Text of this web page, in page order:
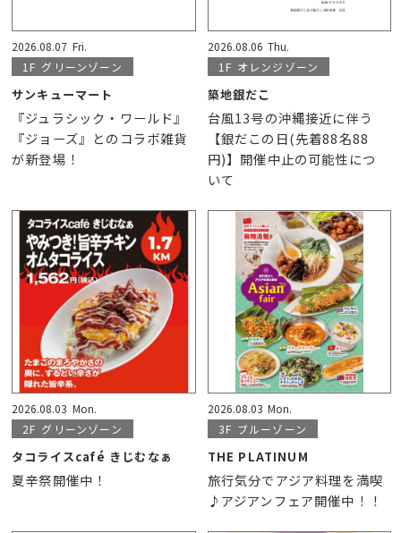
2026.08.07 Fri.
1F グリーンゾーン
サンキューマート
『ジュラシック・ワールド』
『ジョーズ』とのコラボ雑貨
が新登場！
2026.08.06 Thu.
1F オレンジゾーン
築地銀だこ
台風13号の沖縄接近に伴う
【銀だこの日(先着88名88
円)】開催中止の可能性につ
いて
2026.08.03 Mon.
2F グリーンゾーン
タコライスcafé きじむなぁ
夏辛祭開催中！
2026.08.03 Mon.
3F ブルーゾーン
THE PLATINUM
旅行気分でアジア料理を満喫
♪アジアンフェア開催中！！